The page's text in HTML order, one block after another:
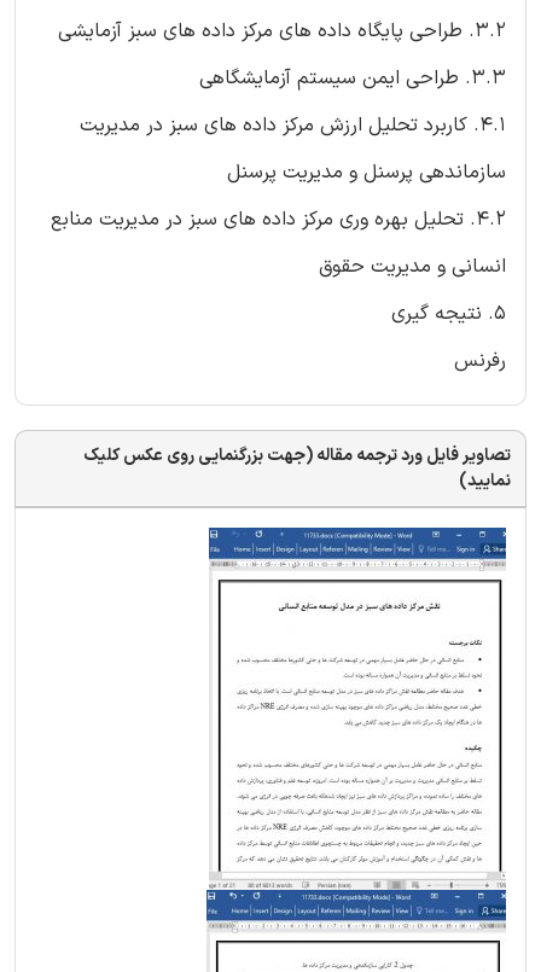
3.2. طراحی پایگاه داده های مرکز داده های سبز آزمایشی
3.3. طراحی ایمن سیستم آزمایشگاهی
4.1. کاربرد تحلیل ارزش مرکز داده های سبز در مدیریت
سازماندهی پرسنل و مدیریت پرسنل
4.2. تحلیل بهره وری مرکز داده های سبز در مدیریت منابع
انسانی و مدیریت حقوق
۵. نتیجه گیری
رفرنس
تصاویر فایل ورد ترجمه مقاله (جهت بزرگنمایی روی عکس کلیک
نمایید)